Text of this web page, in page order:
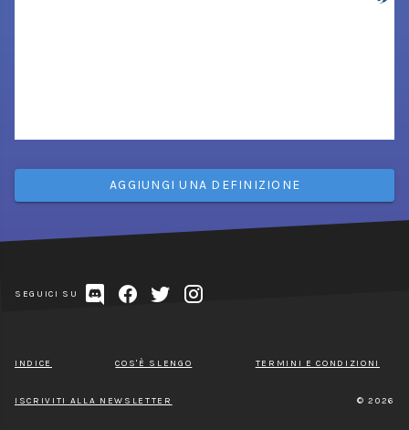
AGGIUNGI UNA DEFINIZIONE
SEGUICI SU
INDICE COS'È SLENGO TERMINI E CONDIZIONI
ISCRIVITI ALLA NEWSLETTER © 2026